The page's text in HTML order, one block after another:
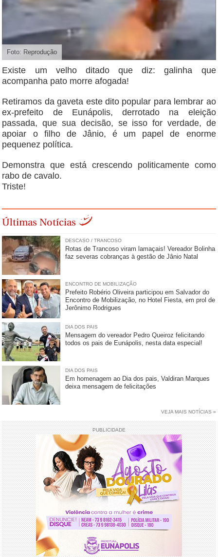
Foto: Reprodução
Existe um velho ditado que diz: galinha que
acompanha pato morre afogada!
Retiramos da gaveta este dito popular para lembrar ao
ex-prefeito de Eunápolis, derrotado na eleição
passada, que sua decisão, se isso for verdade, de
apoiar o filho de Jânio, é um papel de enorme
pequenez política.
Demonstra que está crescendo politicamente como
rabo de cavalo.
Triste!
Últimas Notícias
DESCASO / TRANCOSO
Rotas de Trancoso viram lamaçais! Vereador Bolinha
faz severas cobranças à gestão de Jânio Natal
ENCONTRO DE MOBILIZAÇÃO
Prefeito Robério Oliveira participou em Salvador do
Encontro de Mobilização, no Hotel Fiesta, em prol de
Jerônimo Rodrigues
DIA DOS PAIS
Mensagem do vereador Pedro Queiroz felicitando
todos os pais de Eunápolis, nesta data especial!
DIA DOS PAIS
Em homenagem ao Dia dos pais, Valdiran Marques
deixa mensagem de felicitações
VEJA MAIS NOTÍCIAS »
PUBLICIDADE